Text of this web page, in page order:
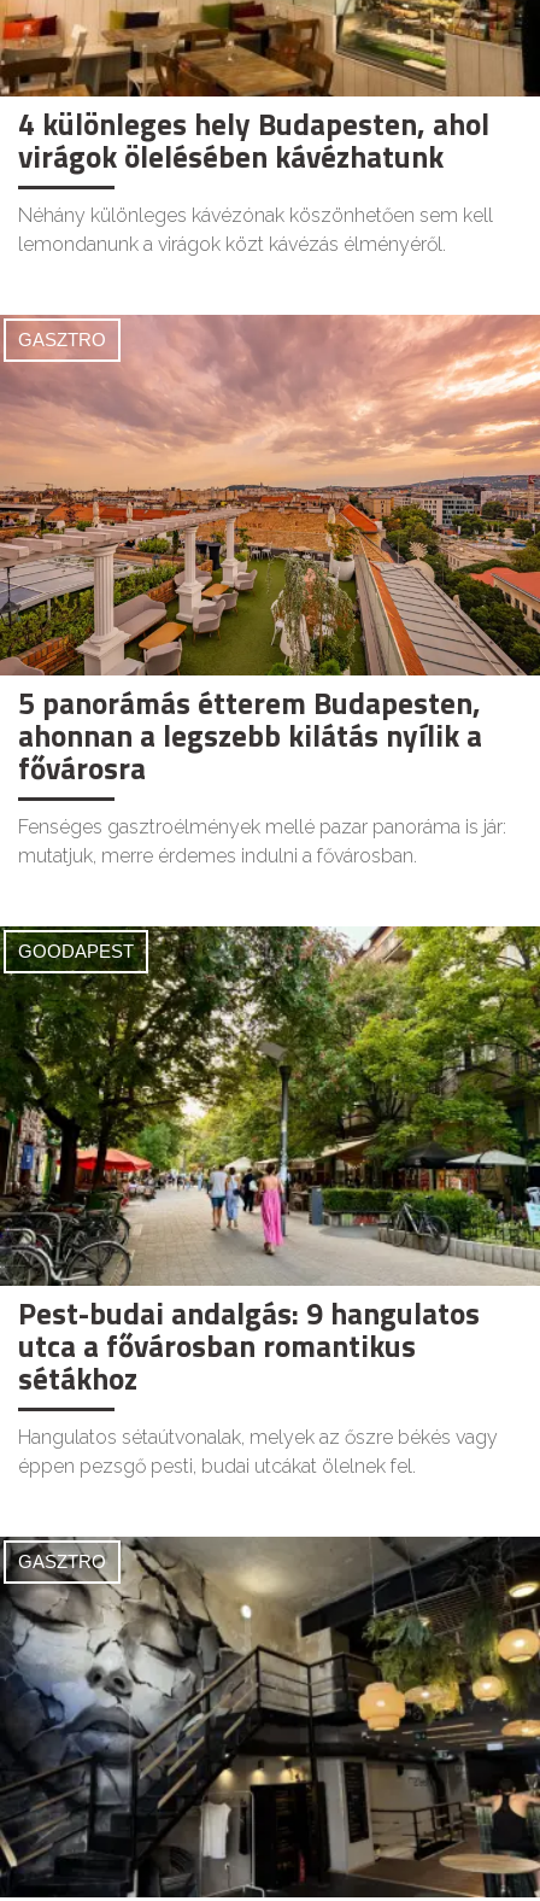
4 különleges hely Budapesten, ahol
virágok ölelésében kávézhatunk
Néhány különleges kávézónak köszönhetően sem kell
lemondanunk a virágok közt kávézás élményéről.
GASZTRO
5 panorámás étterem Budapesten,
ahonnan a legszebb kilátás nyílik a
fővárosra
Fenséges gasztroélmények mellé pazar panoráma is jár:
mutatjuk, merre érdemes indulni a fővárosban.
GOODAPEST
Pest-budai andalgás: 9 hangulatos
utca a fővárosban romantikus
sétákhoz
Hangulatos sétaútvonalak, melyek az őszre békés vagy
éppen pezsgő pesti, budai utcákat ölelnek fel.
GASZTRO